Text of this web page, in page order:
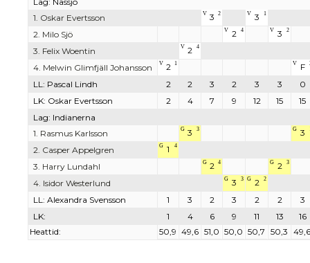
1. Oskar Evertsson
V 3 2 V 3 1
2. Milo Sjö V 2 4 V 3 2
3. Felix Woentin V 2 4
4. Melwin Glimfjäll Johansson V 2 1 V F
LL: Pascal Lindh 2 2 3 2 3 3
0
LK: Oskar Evertsson
2 4 7 9 12 15
15
Lag: Indianerna
1. Rasmus Karlsson
G 3 3 G 3
2. Casper Appelgren G 1 4
3. Harry Lundahl G 2 4 G 2 3
4. Isidor Westerlund G 3 3 G 2 2
LL: Alexandra Svensson 1 3 2 3 2 2
3
LK:
1 4 6 9 11 13
16
Heattid:
50,9 49,6 51,0 50,0 50,7 50,3 49,6